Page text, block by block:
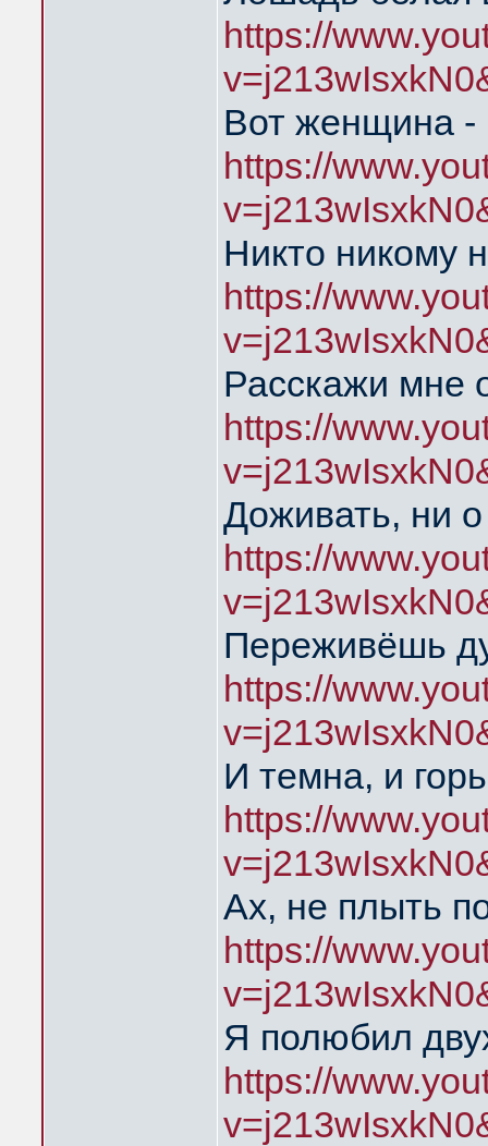
https://
Вот женщина -
https://
Никто никому
https://
Расскажи мне
https://
Доживать, ни
https://
Переживёшь
https://
И темна, и
https://
Ах, не плыть
https://
Я полюбил
https://